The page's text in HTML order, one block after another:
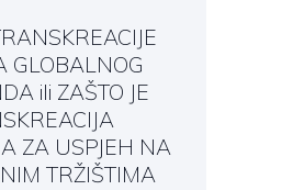
GLOBALNOG
ili ZAŠTO JE
ZA USPJEH NA
TRŽIŠTIMA